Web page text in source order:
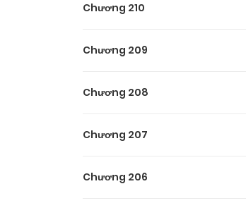
Chương 210
Chương 209
Chương 208
Chương 207
Chương 206